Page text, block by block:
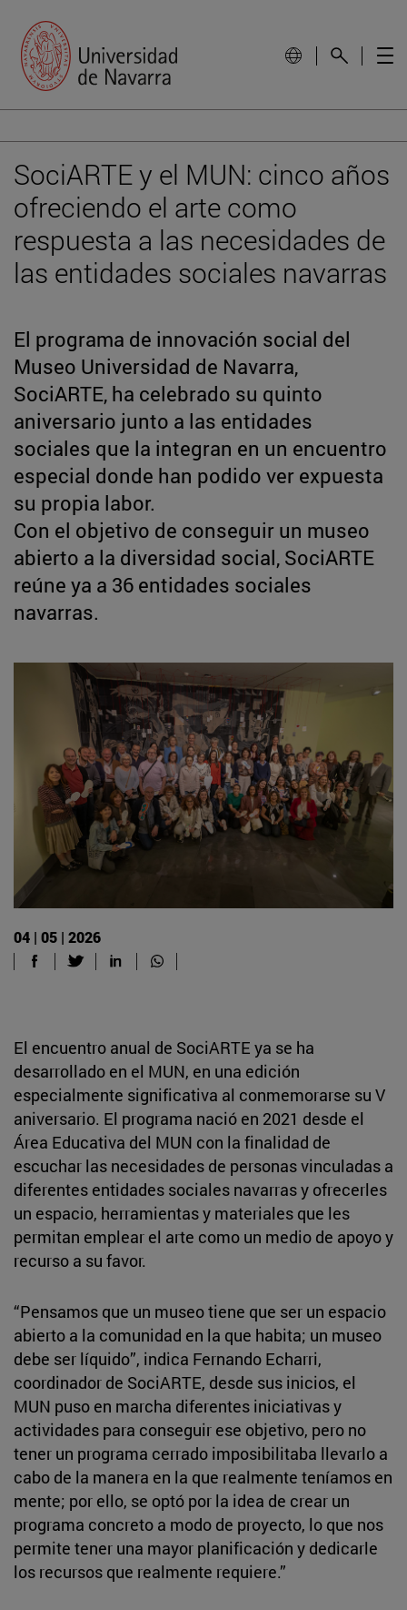
SociARTE y el MUN: cinco años
ofreciendo el arte como
respuesta a las necesidades de
las entidades sociales navarras
El programa de innovación social del
Museo Universidad de Navarra,
SociARTE, ha celebrado su quinto
aniversario junto a las entidades
sociales que la integran en un encuentro
especial donde han podido ver expuesta
su propia labor.
Con el objetivo de conseguir un museo
abierto a la diversidad social, SociARTE
reúne ya a 36 entidades sociales
navarras.
04 | 05 | 2026
El encuentro anual de SociARTE ya se ha
desarrollado en el MUN, en una edición
especialmente significativa al conmemorarse su V
aniversario. El programa nació en 2021 desde el
Área Educativa del MUN con la finalidad de
escuchar las necesidades de personas vinculadas a
diferentes entidades sociales navarras y ofrecerles
un espacio, herramientas y materiales que les
permitan emplear el arte como un medio de apoyo y
recurso a su favor.
“Pensamos que un museo tiene que ser un espacio
abierto a la comunidad en la que habita; un museo
debe ser líquido”, indica Fernando Echarri,
coordinador de SociARTE, desde sus inicios, el
MUN puso en marcha diferentes iniciativas y
actividades para conseguir ese objetivo, pero no
tener un programa cerrado imposibilitaba llevarlo a
cabo de la manera en la que realmente teníamos en
mente; por ello, se optó por la idea de crear un
programa concreto a modo de proyecto, lo que nos
permite tener una mayor planificación y dedicarle
los recursos que realmente requiere.”